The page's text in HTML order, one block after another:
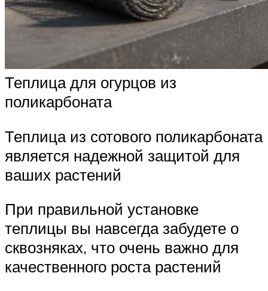
Теплица для огурцов из
поликарбоната
Теплица из сотового поликарбоната
является надежной защитой для
ваших растений
При правильной установке
теплицы вы навсегда забудете о
сквозняках, что очень важно для
качественного роста растений